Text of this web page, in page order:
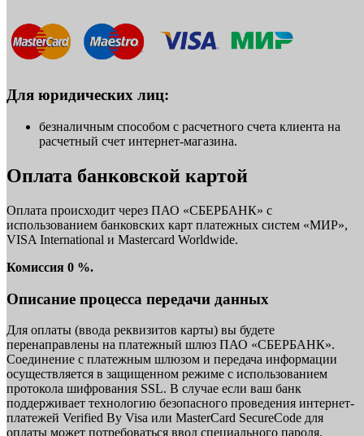
Для юридических лиц:
безналичным способом с расчетного счета клиента на
расчетный счет интернет-магазина.
Оплата банковской картой
Оплата происходит через ПАО «СБЕРБАНК» с
использованием банковских карт платежных систем «МИР»,
VISA International и Mastercard Worldwide.
Комиссия 0 %.
Описание процесса передачи данных
Для оплаты (ввода реквизитов карты) вы будете
перенаправлены на платежный шлюз ПАО «СБЕРБАНК».
Соединение с платежным шлюзом и передача информации
осуществляется в защищенном режиме с использованием
протокола шифрования SSL. В случае если ваш банк
поддерживает технологию безопасного проведения интернет-
платежей Verified By Visa или MasterCard SecureCode для
оплаты может потребоваться ввод специального пароля.